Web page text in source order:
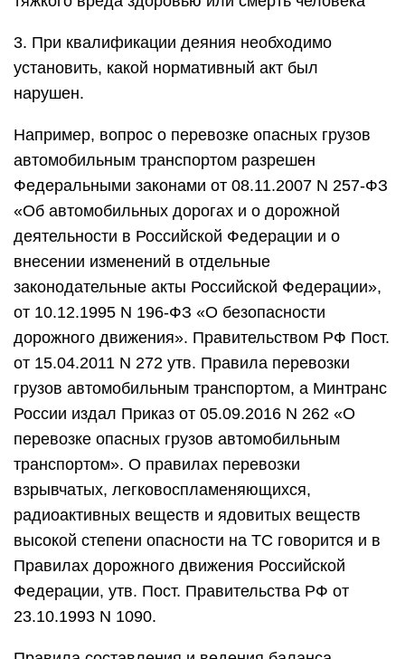
3. При квалификации деяния необходимо
установить, какой нормативный акт был
нарушен.
Например, вопрос о перевозке опасных грузов
автомобильным транспортом разрешен
Федеральными законами от 08.11.2007 N 257-ФЗ
«Об автомобильных дорогах и о дорожной
деятельности в Российской Федерации и о
внесении изменений в отдельные
законодательные акты Российской Федерации»,
от 10.12.1995 N 196-ФЗ «О безопасности
дорожного движения». Правительством РФ Пост.
от 15.04.2011 N 272 утв. Правила перевозки
грузов автомобильным транспортом, а Минтранс
России издал Приказ от 05.09.2016 N 262 «О
перевозке опасных грузов автомобильным
транспортом». О правилах перевозки
взрывчатых, легковоспламеняющихся,
радиоактивных веществ и ядовитых веществ
высокой степени опасности на ТС говорится и в
Правилах дорожного движения Российской
Федерации, утв. Пост. Правительства РФ от
23.10.1993 N 1090.